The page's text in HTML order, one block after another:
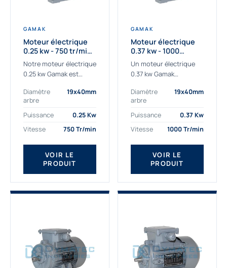
GAMAK
Moteur électrique
0.25 kw - 750 tr/min -
230/400V - IE3
Notre moteur électrique
0.25 kw Gamak est
aux applications
sévères. Nous
déterminons,
fournissons
des moteurs
asynchrones depuis de
nombreuses années....
Diamètre
arbre
19x40mm
Puissance
0.25 Kw
Vitesse
750 Tr/min
VOIR LE
PRODUIT
GAMAK
Moteur électrique
0.37 kw - 1000
Tr/min - 230/400V -
IE2
Un moteur électrique
0.37 kw Gamak
aux applications
industrielles.
Commander un moteur
Gamak c’est choisir un
produit de très haute
qualité....
Diamètre
arbre
19x40mm
Puissance
0.37 Kw
Vitesse
1000 Tr/min
VOIR LE
PRODUIT